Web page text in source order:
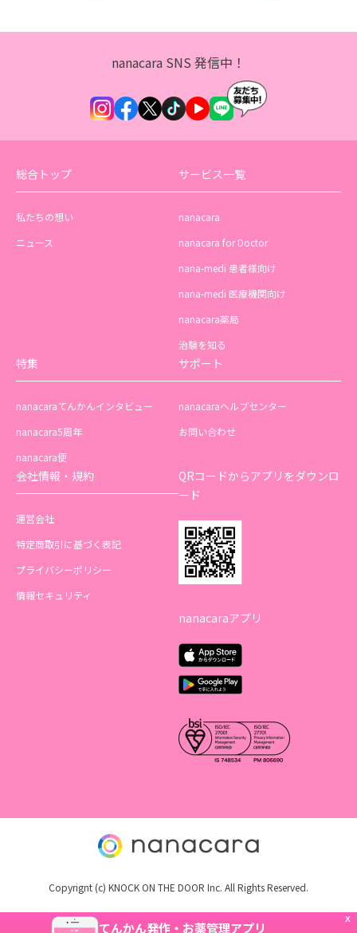
nanacara SNS 発信中！
総合トップ
私たちの想い
ニュース
サービス一覧
nanacara
nanacara for Doctor
nana-medi 患者様向け
nana-medi 医療機関向け
nanacara薬局
治験を知る
特集
nanacaraてんかんインタビュー
nanacara5周年
nanacara便
サポート
nanacaraヘルプセンター
お問い合わせ
会社情報・規約
運営会社
特定商取引に基づく表記
プライバシーポリシー
情報セキュリティ
QRコードからアプリをダウンロ
ード
nanacaraアプリ
Copyrignt (c) KNOCK ON THE DOOR Inc. All Rights Reserved.
X
てんかん発作・お薬管理アプリ